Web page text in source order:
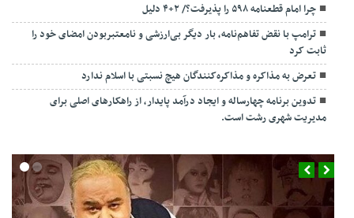
چرا امام قطعنامه ۵۹۸ را پذیرفت؟/ ۲+۴ دلیل
ترامپ با نقض تفاهم‌نامه، بار دیگر بی‌ارزشی و نامعتبربودن امضای خود را
ثابت کرد
تعرض به مذاکره و مذاکره‌کنندگان هیچ نسبتی با اسلام ندارد
تدوین برنامه چهارساله و ایجاد درآمد پایدار، از راهکارهای اصلی برای
مدیریت شهری رشت است.